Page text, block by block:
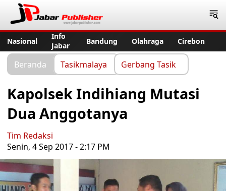
Nasional
Info
Jabar
Bandung Olahraga Cirebon
Beranda Tasikmalaya Gerbang Tasik
Kapolsek Indihiang Mutasi
Dua Anggotanya
Tim Redaksi
Senin, 4 Sep 2017 - 2:17 PM